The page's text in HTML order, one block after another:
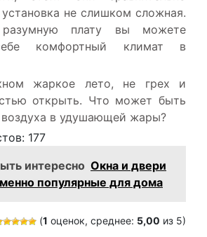
не слишком сложная.
плату вы можете
комфортный климат в
жаркое лето, не грех и
открыть. Что может быть
в удушающей жары?
177
интересно Окна и двери
популярные для дома
(1 оценок, среднее: 5,00 из 5)